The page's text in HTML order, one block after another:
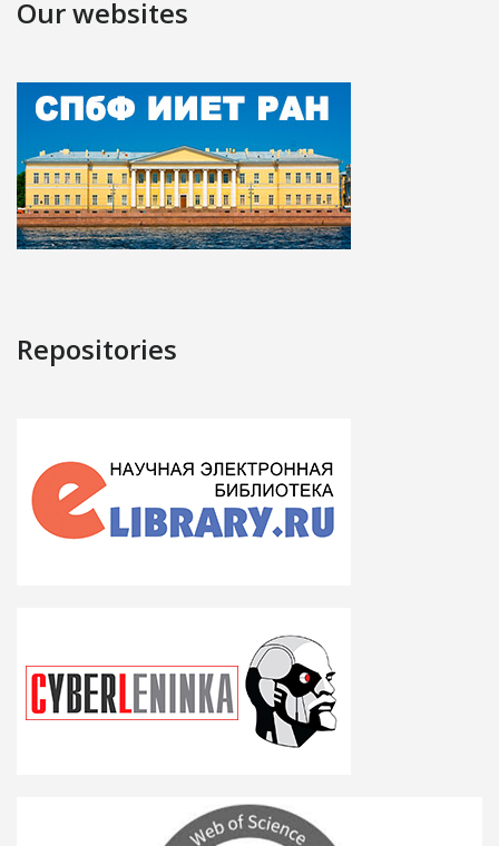
Our websites
Repositories